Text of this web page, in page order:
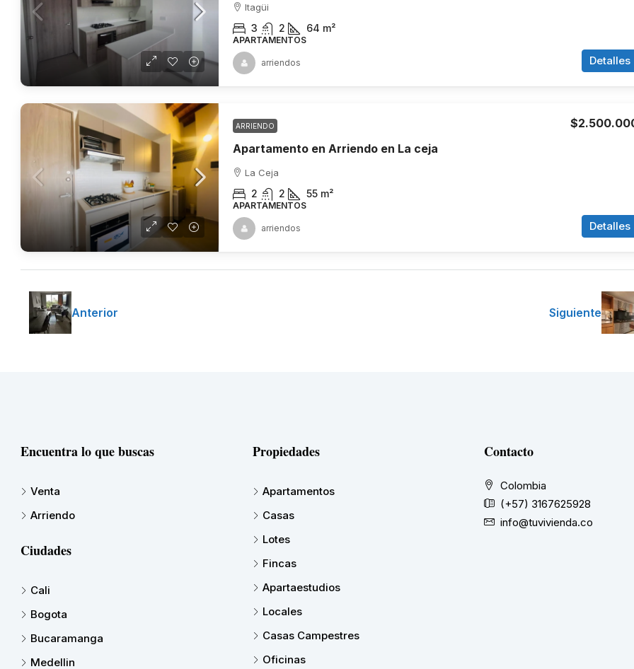
Itagüi
3 2 64 m²
APARTAMENTOS
Detalles
arriendos
ARRIENDO
Apartamento en Arriendo en La ceja
La Ceja
2 2 55 m²
APARTAMENTOS
Detalles
arriendos
Anterior Siguiente
Encuentra lo que buscas
Venta
Arriendo
Ciudades
Cali
Bogota
Bucaramanga
Medellin
Propiedades
Apartamentos
Casas
Lotes
Fincas
Apartaestudios
Locales
Casas Campestres
Oficinas
Contacto
Colombia
(+57) 3167625928
info@tuvivienda.co